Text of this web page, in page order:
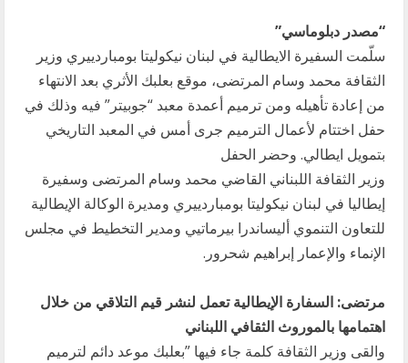
“مصدر دبلوماسي”
سلّمت السفيرة الايطالية في لبنان نيكوليتا بومباردييري وزير
الثقافة محمد وسام المرتضى، موقع بعلبك الأثري بعد الانتهاء
من إعادة تأهيله ومن ترميم أعمدة معبد “جوبيتر” فيه وذلك في
حفل اختتام لأعمال الترميم جرى أمس في المعبد التاريخي
بتمويل ايطالي. وحضر الحفل
وزير الثقافة اللبناني القاضي محمد وسام المرتضى وسفيرة
إيطاليا في لبنان نيكوليتا بومباردييري ومديرة الوكالة الإيطالية
للتعاون التنموي أليساندرا بيرماتيي ومدير التخطيط في مجلس
الإنماء والإعمار إبراهيم شحرور.
مرتضى: السفارة الإيطالية تعمل لنشر قيم التلاقي من خلال
اهتمامها بالموروث الثقافي اللبناني
والقى وزير الثقافة كلمة جاء فيها ​”بعلبك موعد دائم لترميم